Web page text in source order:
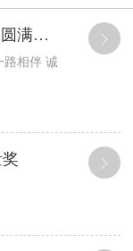
精彩回顾 | CIFF2025德昌五金家具，圆满收官！
路相伴 诚